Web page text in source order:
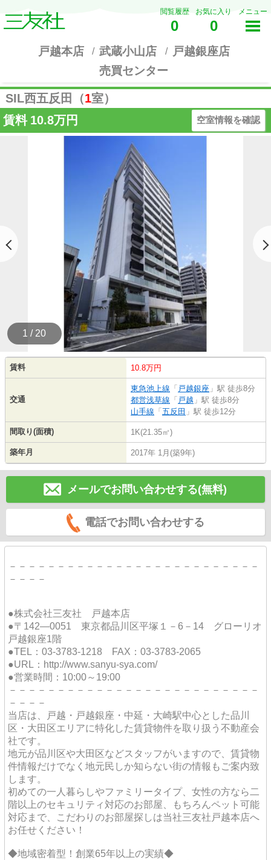
閲覧履歴
0
お気に入り
0
メニュー
戸越本店 武蔵小山店
戸越銀座店
売買センター
SIL西五反田（1室）
賃料 10.8万円 空室情報を確認
1 / 20
賃料 10.8万円
交通
東急池上線 「 戸越銀座 」駅 徒歩8分
都営浅草線 「 戸越 」駅 徒歩8分
山手線 「 五反田 」駅 徒歩12分
間取り(面積) 1K(21.35㎡)
築年月 2017年 1月(築9年)
メールでお問い合わせする(無料)
電話でお問い合わせする
－－－－－－－－－－－－－－－－－－－－－－－－－－
－－－－
●株式会社三友社 戸越本店
●〒142―0051 東京都品川区平塚１－6－14 グローリオ
戸越銀座1階
●TEL：03-3783-1218 FAX：03-3783-2065
●URL：http://www.sanyu-sya.com/
●営業時間：10:00～19:00
－－－－－－－－－－－－－－－－－－－－－－－－－－
－－－－
当店は、戸越・戸越銀座・中延・大崎駅中心とした品川
区・大田区エリアに特化した賃貸物件を取り扱う不動産会
社です。
地元が品川区や大田区などスタッフがいますので、賃貸物
件情報だけでなく地元民しか知らない街の情報もご案内致
します。
初めての一人暮らしやファミリータイプ、女性の方なら二
階以上のセキュリティ対応のお部屋、もちろんペット可能
対応まで、こだわりのお部屋探しは当社三友社戸越本店へ
お任せください！
◆地域密着型！創業65年以上の実績◆